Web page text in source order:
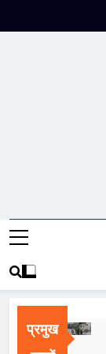
प्रमुख